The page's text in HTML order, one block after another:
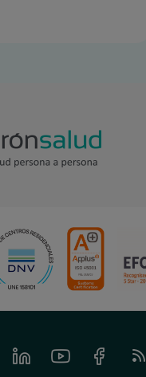
LinkedinYoutube FacebookFeed
RSS